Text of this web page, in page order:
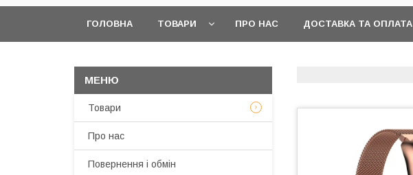
ГОЛОВНА ТОВАРИ ПРО НАС ДОСТАВКА ТА ОПЛАТА
Товари
Про нас
Повернення і обмін